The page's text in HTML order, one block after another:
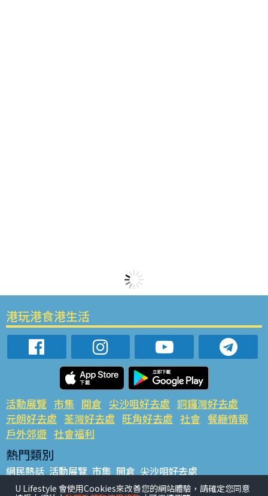
港玩港食港生活
活動展覽 市集 開倉 尖沙咀好去處 銅鑼灣好去處
元朗好去處 荃灣好去處 旺角好去處 社會 餐廳情報
戶外郊遊 社會福利
熱門類別
網民熱話 活動展覽 市集 開倉 尖沙咀好去處
銅鑼灣好去處 元朗好去處 荃灣好去處 旺角好去處 社會
U Lifestyle 會使用Cookies來改善您的網站體驗，請確定您同意